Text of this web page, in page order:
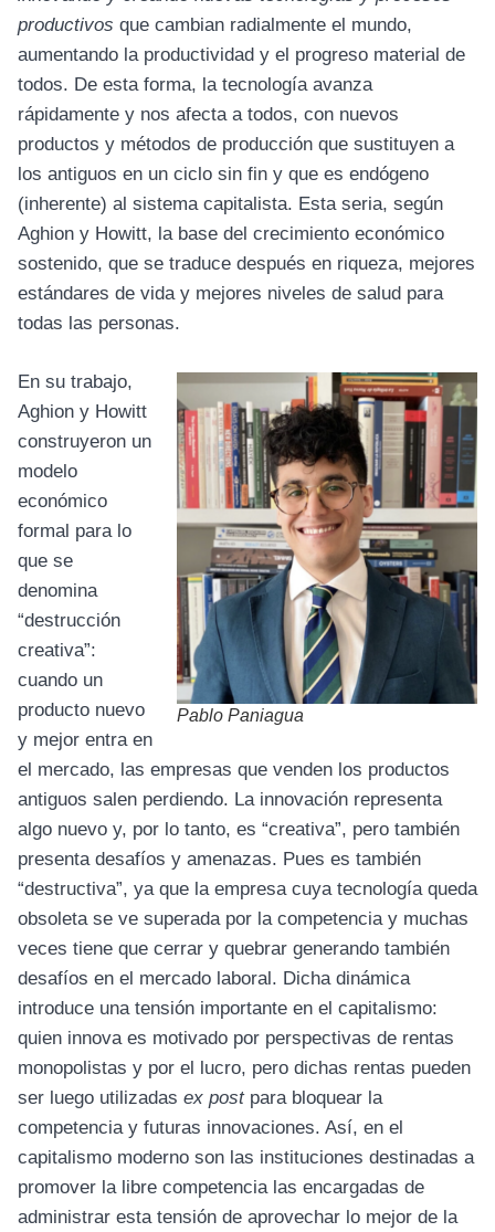
productivos que cambian radialmente el mundo,
aumentando la productividad y el progreso material de
todos. De esta forma, la tecnología avanza
rápidamente y nos afecta a todos, con nuevos
productos y métodos de producción que sustituyen a
los antiguos en un ciclo sin fin y que es endógeno
(inherente) al sistema capitalista. Esta seria, según
Aghion y Howitt, la base del crecimiento económico
sostenido, que se traduce después en riqueza, mejores
estándares de vida y mejores niveles de salud para
todas las personas.
Pablo Paniagua
En su trabajo,
Aghion y Howitt
construyeron un
modelo
económico
formal para lo
que se
denomina
“destrucción
creativa”:
cuando un
producto nuevo
y mejor entra en
el mercado, las empresas que venden los productos
antiguos salen perdiendo. La innovación representa
algo nuevo y, por lo tanto, es “creativa”, pero también
presenta desafíos y amenazas. Pues es también
“destructiva”, ya que la empresa cuya tecnología queda
obsoleta se ve superada por la competencia y muchas
veces tiene que cerrar y quebrar generando también
desafíos en el mercado laboral. Dicha dinámica
introduce una tensión importante en el capitalismo:
quien innova es motivado por perspectivas de rentas
monopolistas y por el lucro, pero dichas rentas pueden
ser luego utilizadas ex postpara bloquear la
competencia y futuras innovaciones. Así, en el
capitalismo moderno son las instituciones destinadas a
promover la libre competencia las encargadas de
administrar esta tensión de aprovechar lo mejor de la